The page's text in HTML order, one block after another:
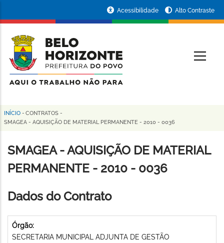
conteúdo
principal
da
Prefeitura
de
Horizonte
Acessibilidade Alto Contraste
Trilha
navegação
INÍCIO - CONTRATOS -
SMAGEA - AQUISIÇÃO DE MATERIAL PERMANENTE - 2010 - 0036
SMAGEA - AQUISIÇÃO DE MATERIAL
PERMANENTE - 2010 - 0036
Dados do Contrato
Órgão:
SECRETARIA MUNICIPAL ADJUNTA DE GESTÃO